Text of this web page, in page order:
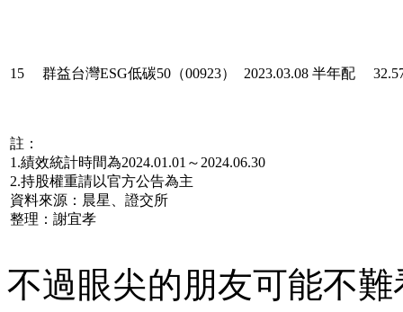
15 群益台灣ESG低碳50（00923） 2023.03.08 半年配
註：
1.績效統計時間為2024.01.01～2024.06.30
2.持股權重請以官方公告為主
資料來源：晨星、證交所
整理：謝宜孝
不過眼尖的朋友可能不